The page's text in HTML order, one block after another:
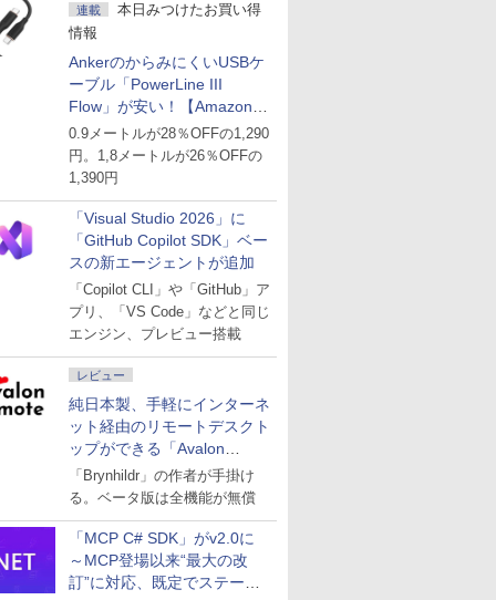
連載
本日みつけたお買い得
情報
AnkerのからみにくいUSBケ
ーブル「PowerLine III
Flow」が安い！【Amazon暮
らし応援サマーSale】
0.9メートルが28％OFFの1,290
円。1,8メートルが26％OFFの
1,390円
「Visual Studio 2026」に
「GitHub Copilot SDK」ベー
スの新エージェントが追加
「Copilot CLI」や「GitHub」ア
プリ、「VS Code」などと同じ
エンジン、プレビュー搭載
レビュー
純日本製、手軽にインターネ
ット経由のリモートデスクト
ップができる「Avalon
remote」
「Brynhildr」の作者が手掛け
る。ベータ版は全機能が無償
「MCP C# SDK」がv2.0に
～MCP登場以来“最大の改
訂”に対応、既定でステート